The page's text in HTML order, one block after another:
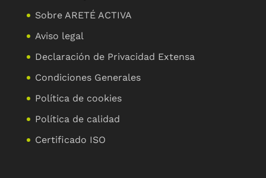
Sobre ARETÉ ACTIVA
Aviso legal
Declaración de Privacidad Extensa
Condiciones Generales
Política de cookies
Política de calidad
Certificado ISO